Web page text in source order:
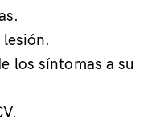
los síntomas a su